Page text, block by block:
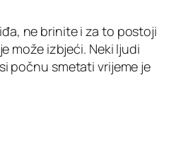
ne brinite i za to postoji
može izbjeći. Neki ljudi
počnu smetati vrijeme je